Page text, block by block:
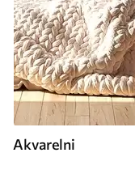
Akvarelni